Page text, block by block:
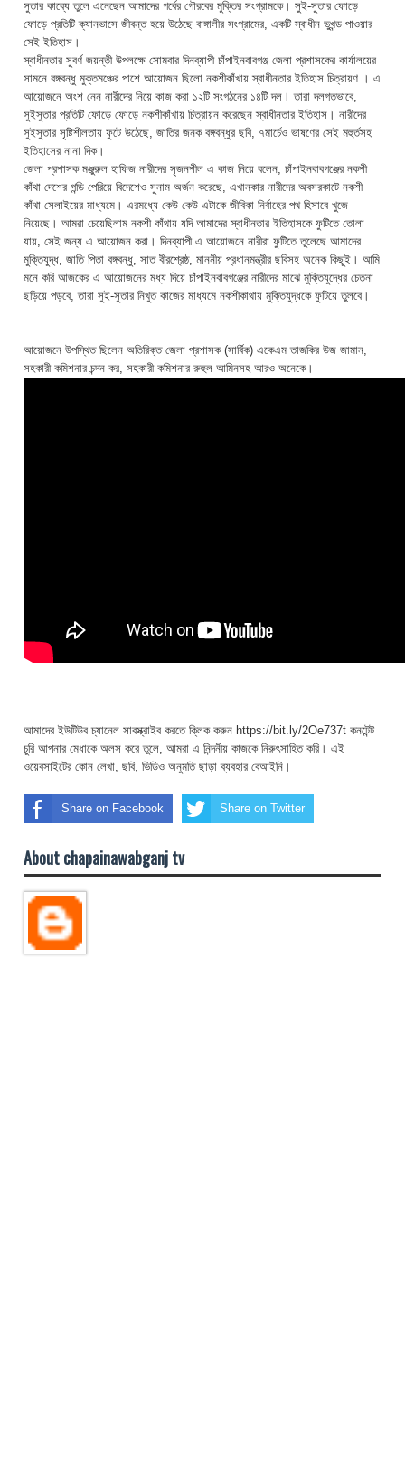
সুতার কাব্যে তুলে এনেছেন আমাদের গর্বের গৌরবের মুক্তির সংগ্রামকে। সুই-সুতার ফোড়ে
ফোড়ে প্রতিটি ক্যানভাসে জীবন্ত হয়ে উঠেছে বাঙ্গালীর সংগ্রামের, একটি স্বাধীন ভুখন্ড পাওয়ার
সেই ইতিহাস।
স্বাধীনতার সুবর্ণ জয়ন্তী উপলক্ষে সোমবার দিনব্যাপী চাঁপাইনবাবগঞ্জ জেলা প্রশাসকের কার্যালয়ের
সামনে বঙ্গবন্ধু মুক্তমঞ্চের পাশে আয়োজন ছিলো নকশীকাঁখায় স্বাধীনতার ইতিহাস চিত্রায়ণ । এ
আয়োজনে অংশ নেন নারীদের নিয়ে কাজ করা ১২টি সংগঠনের ১৪টি দল। তারা দলগতভাবে,
সুইসুতার প্রতিটি ফোড়ে ফোড়ে নকশীকাঁখায় চিত্রায়ন করেছেন স্বাধীনতার ইতিহাস। নারীদের
সুইসুতার সৃষ্টিশীলতায় ফুটে উঠেছে, জাতির জনক বঙ্গবন্ধুর ছবি, ৭মার্চেও ভাষণের সেই মহুর্তসহ
ইতিহাসের নানা দিক।
জেলা প্রশাসক মঞ্জুরুল হাফিজ নারীদের সৃজনশীল এ কাজ নিয়ে বলেন, চাঁপাইনবাবগঞ্জের নকশী
কাঁথা দেশের গন্ডি পেরিয়ে বিদেশেও সুনাম অর্জন করেছে, এখানকার নারীদের অবসরকাটে নকশী
কাঁথা সেলাইয়ের মাধ্যমে। এরমধ্যে কেউ কেউ এটাকে জীবিকা নির্বাহের পথ হিসাবে খুজে
নিয়েছে। আমরা চেয়েছিলাম নকশী কাঁথায় যদি আমাদের স্বাধীনতার ইতিহাসকে ফুটিতে তোলা
যায়, সেই জন্য এ আয়োজন করা। দিনব্যাপী এ আয়োজনে নারীরা ফুটিতে তুলেছে আমাদের
মুক্তিযুদ্ধ, জাতি পিতা বঙ্গবন্ধু, সাত বীরশ্রেষ্ঠ, মাননীয় প্রধানমন্ত্রীর ছবিসহ অনেক কিছুই। আমি
মনে করি আজকের এ আয়োজনের মধ্য দিয়ে চাঁপাইনবাবগঞ্জের নারীদের মাঝে মুক্তিযুদ্ধের চেতনা
ছড়িয়ে পড়বে, তারা সুই-সুতার নিখুত কাজের মাধ্যমে নকশীকাথায় মুক্তিযুদ্ধকে ফুটিয়ে তুলবে।
আয়োজনে উপস্থিত ছিলেন অতিরিক্ত জেলা প্রশাসক (সার্বিক) একেএম তাজকির উজ জামান,
সহকারী কমিশনার চন্দন কর, সহকারী কমিশনার রুহুল আমিনসহ আরও অনেকে।
আমাদের ইউটিউব চ্যানেল সাবস্ক্রাইব করতে ক্লিক করুন https://bit.ly/2Oe737t কনটেন্ট
চুরি আপনার মেধাকে অলস করে তুলে, আমরা এ নিন্দনীয় কাজকে নিরুৎসাহিত করি। এই
ওয়েবসাইটের কোন লেখা, ছবি, ভিডিও অনুমতি ছাড়া ব্যবহার বেআইনি।
Share on Facebook Share on Twitter
About chapainawabganj tv